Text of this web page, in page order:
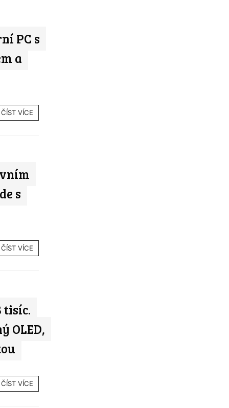
PC s
a
ČÍST VÍCE
s
ČÍST VÍCE
tisíc.
OLED,
ČÍST VÍCE